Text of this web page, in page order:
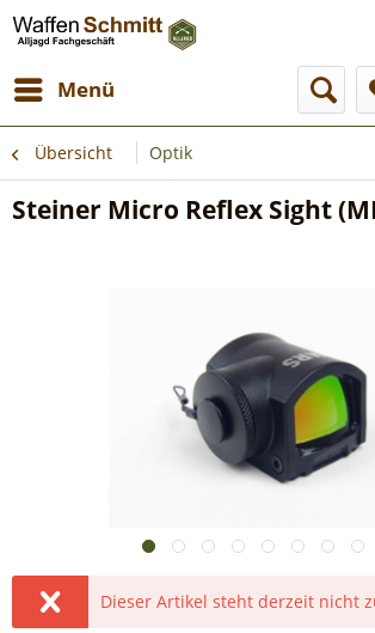
Menü
Übersicht Optik
Steiner Micro Reflex Sight
Dieser Artikel steht derzeit nicht